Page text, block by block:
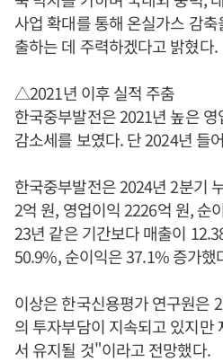
사업 확대를 통해 온실가스 감
출하는 데 주력하겠다고 밝혔다.
△2021년 이후 실적 주춤
한국중부발전은 2021년 높은
감소세를 보였다. 단 2024년 들
한국중부발전은 2024년 2분기
2억 원, 영업이익 2226억 원, 순
23년 같은 기간보다 매출이
50.9%, 순이익은 37.1% 증가했
이상은 한국신용평가 연구원은
의 투자부담이 지속되고 있지만
서 유지될 것"이라고 전망했다.